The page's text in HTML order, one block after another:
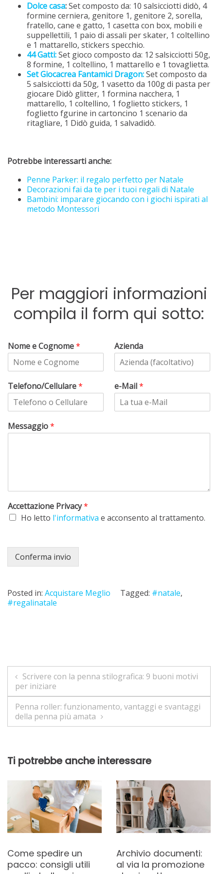
Dolce casa:Set composto da: 10 salsicciotti didò, 4
formine cerniera, genitore 1, genitore 2, sorella,
fratello, cane e gatto, 1 casetta con box, mobili e
suppellettili, 1 paio di assali per skater, 1 coltellino
e 1 mattarello, stickers specchio.
44 Gatti:Set gioco composto da: 12 salsicciotti 50g,
8 formine, 1 coltellino, 1 mattarello e 1 tovaglietta.
Set Giocacrea Fantamici Dragon:Set composto da
5 salsicciotti da 50g, 1 vasetto da 100g di pasta per
giocare Didò glitter, 1 formina nacchera, 1
mattarello, 1 coltellino, 1 foglietto stickers, 1
foglietto fgurine in cartoncino 1 scenario da
ritagliare, 1 Didò guida, 1 salvadidò.
Potrebbe interessarti anche:
Penne Parker: il regalo perfetto per Natale
Decorazioni fai da te per i tuoi regali di Natale
Bambini: imparare giocando con i giochi ispirati al
metodo Montessori
Per maggiori informazioni
compila il form qui sotto:
Nome e Cognome* Azienda
Telefono/Cellulare* e-Mail*
Messaggio*
Accettazione Privacy*
Ho letto l'informativa e acconsento al trattamento.
Conferma invio
Posted in: Acquistare Meglio Tagged: #natale,
#regalinatale
Navigazione
articoli
Scrivere con la penna stilografica: 9 buoni motivi
per iniziare
Penna roller: funzionamento, vantaggi e svantaggi
della penna più amata
Ti potrebbe anche interessare
Come spedire un
pacco: consigli utili
Archivio documenti:
al via la promozione